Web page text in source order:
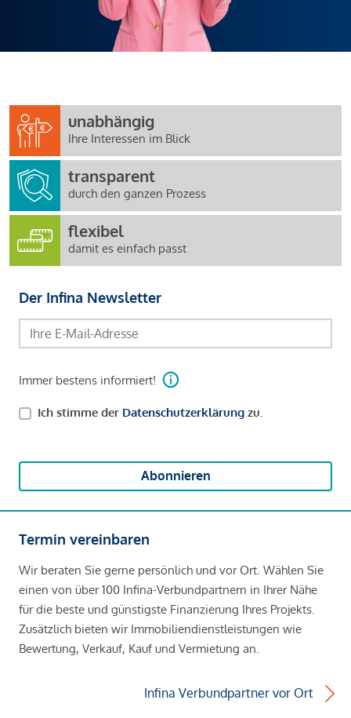
unabhängig
Ihre Interessen im Blick
transparent
durch den ganzen Prozess
flexibel
damit es einfach passt
Der Infina Newsletter
Immer bestens informiert!
Ich stimme der Datenschutzerklärung zu.
Abonnieren
Termin vereinbaren
Wir beraten Sie gerne persönlich und vor Ort. Wählen Sie
einen von über 100 Infina-Verbundpartnern in Ihrer Nähe
für die beste und günstigste Finanzierung Ihres Projekts.
Zusätzlich bieten wir Immobiliendienstleistungen wie
Bewertung, Verkauf, Kauf und Vermietung an.
Infina Verbundpartner vor Ort